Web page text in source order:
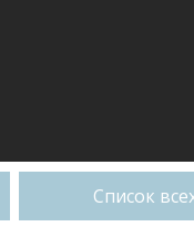
Список